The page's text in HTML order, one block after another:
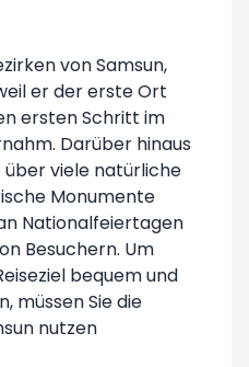
von Samsun,
er der erste Ort
ersten Schritt im
Darüber hinaus
über viele natürliche
Monumente
Nationalfeiertagen
Besuchern. Um
bequem und
müssen Sie die
nutzen